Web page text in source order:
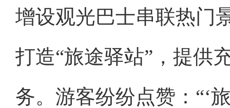
增设观光巴士串联热门
打造“旅途驿站”，提供
务。游客纷纷点赞：“‘